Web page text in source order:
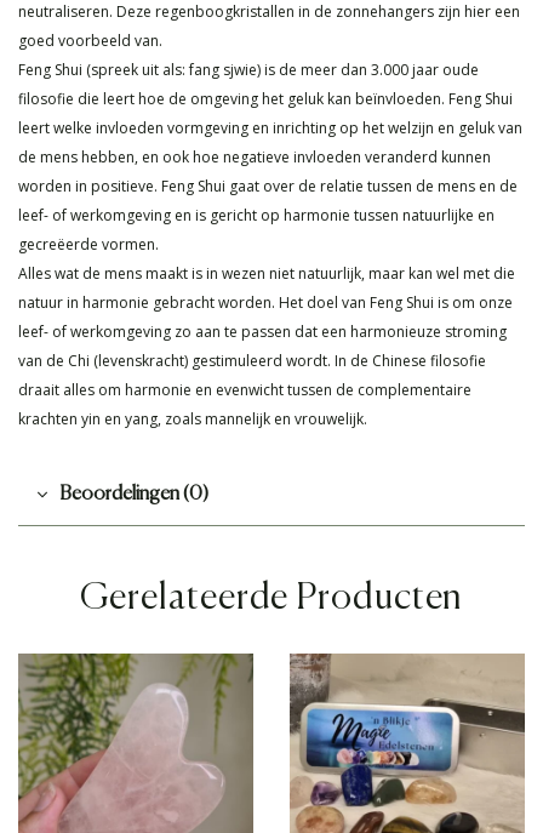
neutraliseren. Deze regenboogkristallen in de zonnehangers zijn hier een
goed voorbeeld van.
Feng Shui (spreek uit als: fang sjwie) is de meer dan 3.000 jaar oude
filosofie die leert hoe de omgeving het geluk kan beïnvloeden. Feng Shui
leert welke invloeden vormgeving en inrichting op het welzijn en geluk van
de mens hebben, en ook hoe negatieve invloeden veranderd kunnen
worden in positieve. Feng Shui gaat over de relatie tussen de mens en de
leef- of werkomgeving en is gericht op harmonie tussen natuurlijke en
gecreëerde vormen.
Alles wat de mens maakt is in wezen niet natuurlijk, maar kan wel met die
natuur in harmonie gebracht worden. Het doel van Feng Shui is om onze
leef- of werkomgeving zo aan te passen dat een harmonieuze stroming
van de Chi (levenskracht) gestimuleerd wordt. In de Chinese filosofie
draait alles om harmonie en evenwicht tussen de complementaire
krachten yin en yang, zoals mannelijk en vrouwelijk.
Beoordelingen (0)
Gerelateerde Producten